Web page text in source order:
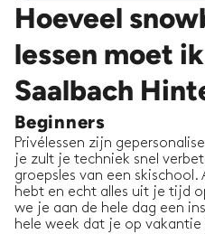
Hoeveel
lessen moet
Saalbach
Beginners
Privélessen zijn
je zult je techniek snel
groepsles van een
hebt en echt alles uit je tijd
we je aan de hele dag een
hele week dat je op